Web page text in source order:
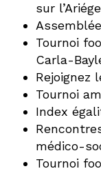
sur
Tournoi
Carla-
Rejoignez
Tournoi
Index
médico-
Tournoi